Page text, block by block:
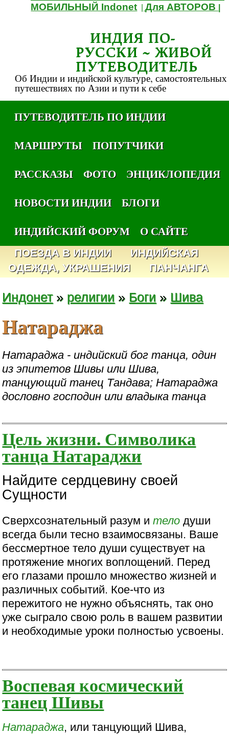
МОБИЛЬНЫЙ Indonet |Для АВТОРОВ
ИНДИЯ ПО-
РУССКИ ~ ЖИВОЙ
ПУТЕВОДИТЕЛЬ
Об Индии и индийской культуре, самостоятельных
путешествиях по Азии и пути к себе
ПУТЕВОДИТЕЛЬ ПО ИНДИИ
МАРШРУТЫ
ПОПУТЧИКИ
РАССКАЗЫ
ФОТО
ЭНЦИКЛОПЕДИЯ
НОВОСТИ ИНДИИ
БЛОГИ
ИНДИЙСКИЙ ФОРУМ
О САЙТЕ
ПОЕЗДА В ИНДИИ
ИНДИЙСКАЯ
ОДЕЖДА, УКРАШЕНИЯ
ПАНЧАНГА
Индонет» религии » Боги » Шива
Натараджа
Натараджа - индийский бог танца, один
из эпитетов Шивы или Шива,
танцующий танец Тандава; Натараджа
дословно господин или владыка танца
Цель жизни. Символика
танца Натараджи
Найдите сердцевину своей
Сущности
Сверхсознательный разум итело души
всегда были тесно взаимосвязаны. Ваше
бессмертное тело души существует на
протяжение многих воплощений. Перед
его глазами прошло множество жизней и
различных событий. Кое-что из
пережитого не нужно объяснять, так оно
уже сыграло свою роль в вашем развитии
и необходимые уроки полностью усвоены.
Воспевая космический
танец Шивы
Натараджа, или танцующий Шива,